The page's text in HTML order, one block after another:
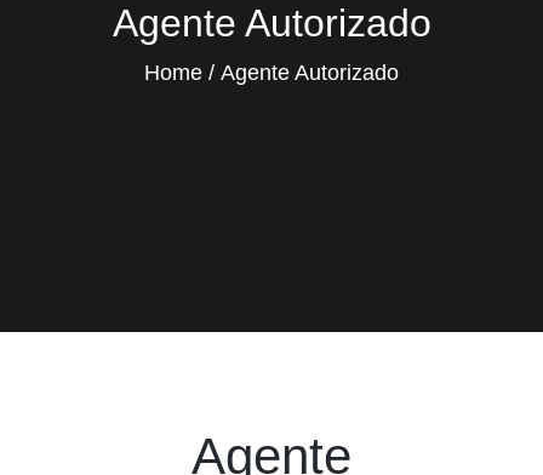
Agente Autorizado
Home Agente Autorizado
Agente